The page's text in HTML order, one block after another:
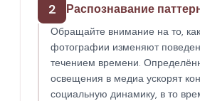
2 Распознавание
Обращайте внимание на то,
фотографии изменяют
течением времени.
освещения в медиа ускорят
социальную динамику, в то